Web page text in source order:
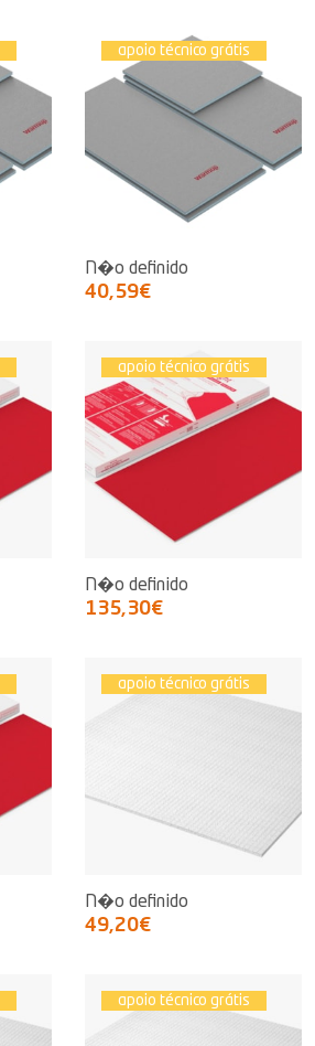
apoio técnico grátis
N�o definido
40,59€
apoio técnico grátis
N�o definido
135,30€
apoio técnico grátis
N�o definido
49,20€
apoio técnico grátis